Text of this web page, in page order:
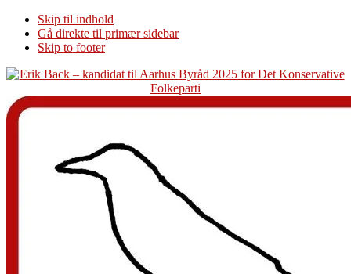
Skip til indhold
Gå direkte til primær sidebar
Skip to footer
Additional
menu